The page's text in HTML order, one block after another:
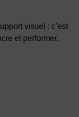
visuel : c’est
et performer.